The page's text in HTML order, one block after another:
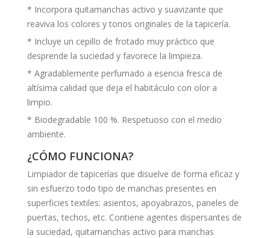
* Incorpora quitamanchas activo y suavizante que
reaviva los colores y tonos originales de la tapicería.
* Incluye un cepillo de frotado muy práctico que
desprende la suciedad y favorece la limpieza.
* Agradablemente perfumado a esencia fresca de
altísima calidad que deja el habitáculo con olor a
limpio.
* Biodegradable 100 %. Respetuoso con el medio
ambiente.
¿CÓMO FUNCIONA?
Limpiador de tapicerías que disuelve de forma eficaz y
sin esfuerzo todo tipo de manchas presentes en
superficies textiles: asientos, apoyabrazos, paneles de
puertas, techos, etc. Contiene agentes dispersantes de
la suciedad, quitamanchas activo para manchas